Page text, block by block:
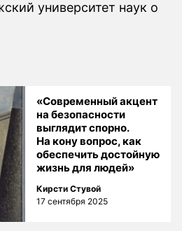
университет наук о
«Современный акцент
на безопасности
выглядит спорно.
На кону вопрос, как
обеспечить достойную
жизнь для людей»
Кирсти Стувой
17 сентября 2025